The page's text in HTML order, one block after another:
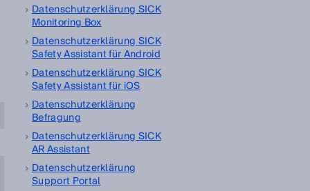
Datenschutzerklärung SICK
Monitoring Box
Datenschutzerklärung SICK
Safety Assistant für Android
Datenschutzerklärung SICK
Safety Assistant für iOS
Datenschutzerklärung
Befragung
Datenschutzerklärung SICK
AR Assistant
Datenschutzerklärung
Support Portal